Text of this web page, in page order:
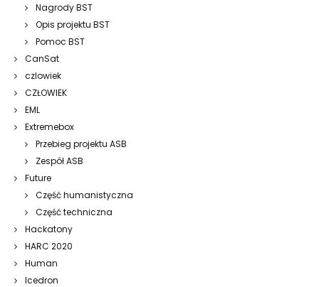
Nagrody BST
Opis projektu BST
Pomoc BST
CanSat
czlowiek
CZŁOWIEK
EML
Extremebox
Przebieg projektu ASB
Zespół ASB
Future
Część humanistyczna
Część techniczna
Hackatony
HARC 2020
Human
Icedron